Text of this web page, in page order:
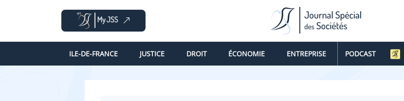
ILE-DE-FRANCE JUSTICE DROIT ÉCONOMIE ENTREPRISE PODCAST